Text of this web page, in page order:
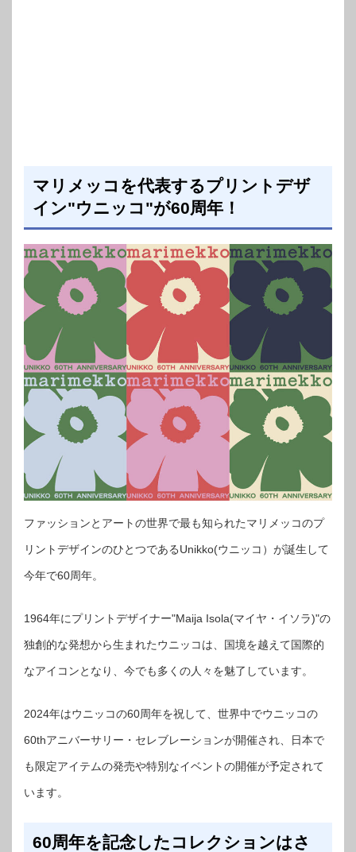
マリメッコを代表するプリントデザ
イン"ウニッコ"が60周年！
ファッションとアートの世界で最も知られたマリメッコのプ
リントデザインのひとつであるUnikko(ウニッコ）が誕生して
今年で60周年。
1964年にプリントデザイナー"Maija Isola(マイヤ・イソラ)"の
独創的な発想から生まれたウニッコは、国境を越えて国際的
なアイコンとなり、今でも多くの人々を魅了しています。
2024年はウニッコの60周年を祝して、世界中でウニッコの
60thアニバーサリー・セレブレーションが開催され、日本で
も限定アイテムの発売や特別なイベントの開催が予定されて
います。
60周年を記念したコレクションはさ